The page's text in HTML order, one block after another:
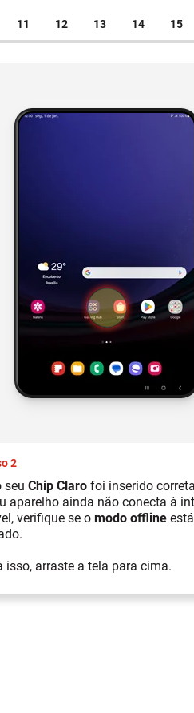
11 12 13 14 15
2
seu Chip Clarofoi inserido
aparelho ainda não conecta à
verifique se o modo offlineestá
isso, arraste a tela para cima.